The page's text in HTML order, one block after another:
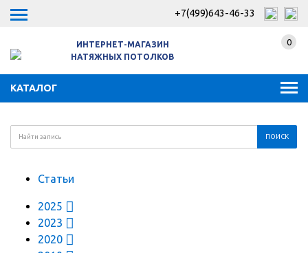
+7(499)643-46-33
ИНТЕРНЕТ-МАГАЗИН
НАТЯЖНЫХ ПОТОЛКОВ
КАТАЛОГ
0
Статьи
2025
2023
2020